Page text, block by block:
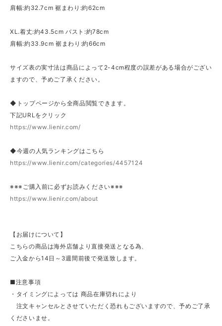
肩幅:約32.7cm 裾まわり:約62cm
XL.着丈:約43.5cm バスト:約78cm
肩幅:約33.9cm 裾まわり:約66cm
サイズ表の実寸法は商品によって2-4cm程度の誤差がある場合がござい
ますので、予めご了承ください。
◆トップページから全商品閲覧できます。
下記URLをクリック
https://www.lienir.com/
◆今週の人気ランキングはこちら
https://www.lienir.com/categories/4457124
※※※ご購入前に必ずお読みください※※※
https://www.lienir.com/about
【お届けについて】
こちらの商品は海外店舗より直接発送となる為、
ご入金から14日～3週間前後で発送致します。
■注意事項
・タイミングによっては 商品在庫切れにより
注文キャンセルとさせていただく恐れもございますので、予めご了承
くださいませ。